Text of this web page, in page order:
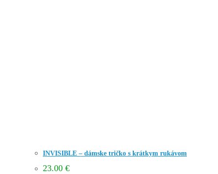
INVISIBLE – dámske tričko s krátkym rukávom
23.00 €